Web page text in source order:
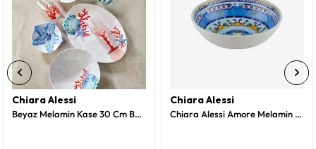
Chiara Alessi
Beyaz Melamin Kase 30 Cm Bambu Collection by Chiara Alessi
Chiara Alessi
Chiara Alessi Amore Melamin Servis Kasesi 20 Cm